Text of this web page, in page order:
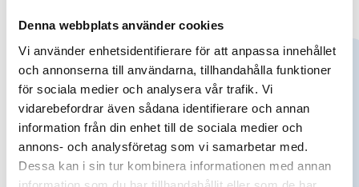
Denna webbplats använder cookies
Vi använder enhetsidentifierare för att anpassa innehållet
och annonserna till användarna, tillhandahålla funktioner
för sociala medier och analysera vår trafik. Vi
vidarebefordrar även sådana identifierare och annan
information från din enhet till de sociala medier och
annons- och analysföretag som vi samarbetar med.
Dessa kan i sin tur kombinera informationen med annan
Datum/tid
2025-04-08
8 april 2025 kl. 9-12
Plats
Blekinge Folkhögskola, Bräkne-Hoby
Hitta hit